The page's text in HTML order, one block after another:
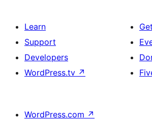
Learn
Support
Developers
WordPress.tv ↗
WordPress.com ↗